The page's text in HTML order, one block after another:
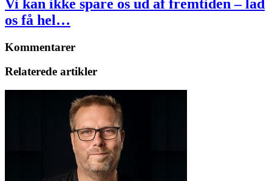
Vi kan ikke spare os ud af fremtiden – lad
os få hel…
Kommentarer
Relaterede artikler